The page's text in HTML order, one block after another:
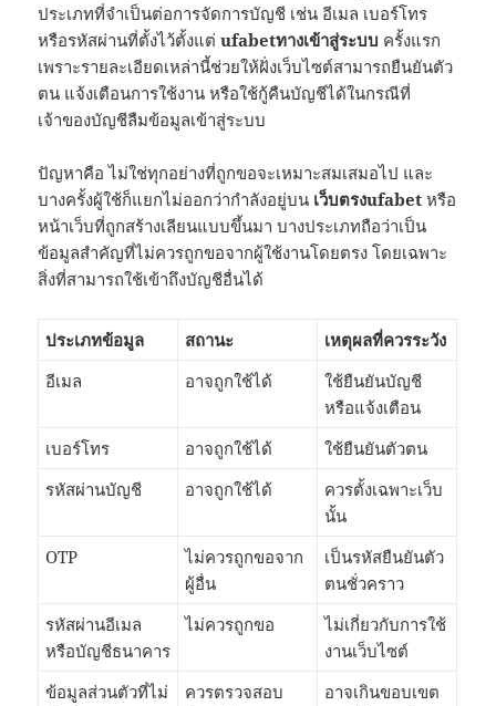
ประเภทที่จำเป็นต่อการจัดการบัญชี เช่น อีเมล เบอร์โทร
หรือรหัสผ่านที่ตั้งไว้ตั้งแต่ufabetทางเข้าสู่ระบบ ครั้งแรก
เพราะรายละเอียดเหล่านี้ช่วยให้ฝั่งเว็บไซต์สามารถยืนยันตัว
ตน แจ้งเตือนการใช้งาน หรือใช้กู้คืนบัญชีได้ในกรณีที่
เจ้าของบัญชีลืมข้อมูลเข้าสู่ระบบ
ปัญหาคือ ไม่ใช่ทุกอย่างที่ถูกขอจะเหมาะสมเสมอไป และ
บางครั้งผู้ใช้ก็แยกไม่ออกว่ากำลังอยู่บน เว็บตรงufabet หรือ
หน้าเว็บที่ถูกสร้างเลียนแบบขึ้นมา บางประเภทถือว่าเป็น
ข้อมูลสำคัญที่ไม่ควรถูกขอจากผู้ใช้งานโดยตรง โดยเฉพาะ
สิ่งที่สามารถใช้เข้าถึงบัญชีอื่นได้
ประเภทข้อมูล สถานะ
เหตุผลที่ควรระวัง
อีเมล
อาจถูกใช้ได้
ใช้ยืนยันบัญชี
หรือแจ้งเตือน
เบอร์โทร
อาจถูกใช้ได้
ใช้ยืนยันตัวตน
รหัสผ่านบัญชี
อาจถูกใช้ได้
ควรตั้งเฉพาะเว็บ
นั้น
OTP
ไม่ควรถูกขอจาก
ผู้อื่น
เป็นรหัสยืนยันตัว
ตนชั่วคราว
รหัสผ่านอีเมล
หรือบัญชีธนาคาร
ไม่ควรถูกขอ
ไม่เกี่ยวกับการใช้
งานเว็บไซต์
ข้อมูลส่วนตัวที่ไม่
ควรตรวจสอบ
อาจเกินขอบเขต